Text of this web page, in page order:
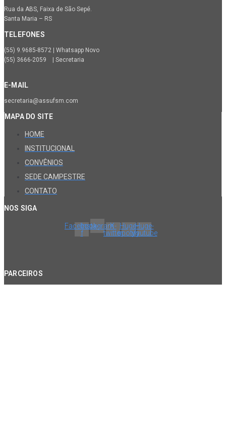
Rua da ABS, Faixa de São Sepé.
Santa Maria – RS
TELEFONES
(55) 9.9685-8572 | Whatsapp Novo
(55) 3666-2059 | Secretaria
E-MAIL
secretaria@assufsm.com
MAPA DO SITE
HOME
INSTITUCIONAL
CONVÊNIOS
SEDE CAMPESTRE
CONTATO
NOS SIGA
Facebook-
f
InstagramX-
twitter
Huge-
spotify
Huge-
youtube
PARCEIROS